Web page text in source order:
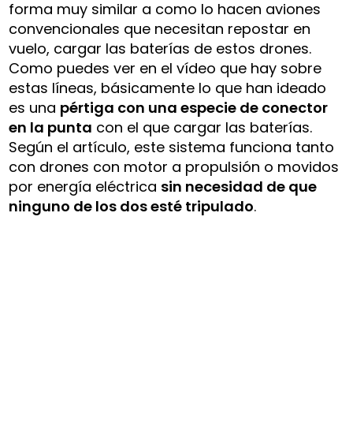
forma muy similar a como lo hacen aviones
convencionales que necesitan repostar en
vuelo, cargar las baterías de estos drones.
Como puedes ver en el vídeo que hay sobre
estas líneas, básicamente lo que han ideado
es una pértiga con una especie de conector
en la punta con el que cargar las baterías.
Según el artículo, este sistema funciona tanto
con drones con motor a propulsión o movidos
por energía eléctrica sin necesidad de que
ninguno de los dos esté tripulado.